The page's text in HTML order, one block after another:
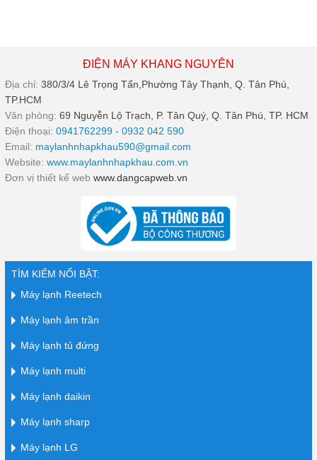
ĐIỆN MÁY KHANG NGUYÊN
Địa chỉ: 380/3/4 Lê Trọng Tấn,Phường Tây Thạnh, Q. Tân Phú,
TP.HCM
Văn phòng: 69 Nguyễn Lộ Trạch, P. Tân Quý, Q. Tân Phú, TP. HCM
Điện thoại: 0941762299 - 0932 042 590
Email: maylanhnhapkhau590@gmail.com
Website: www.maylanhnhapkhau.com.vn
Đơn vị thiết kế web www.dangcapweb.vn
TÌM KIẾM NỔI BẬT:
Máy lạnh Reetech
Máy lạnh âm trần
Máy lạnh tủ đứng
Máy lạnh multi
Máy lạnh daikin
Máy lạnh sharp
Máy lạnh LG